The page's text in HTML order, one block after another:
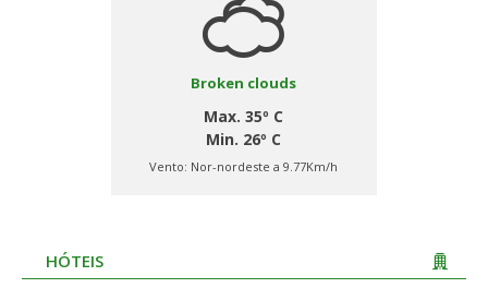
Broken clouds
Max. 35º C
Min. 26º C
Vento: Nor-nordeste a 9.77Km/h
HÓTEIS